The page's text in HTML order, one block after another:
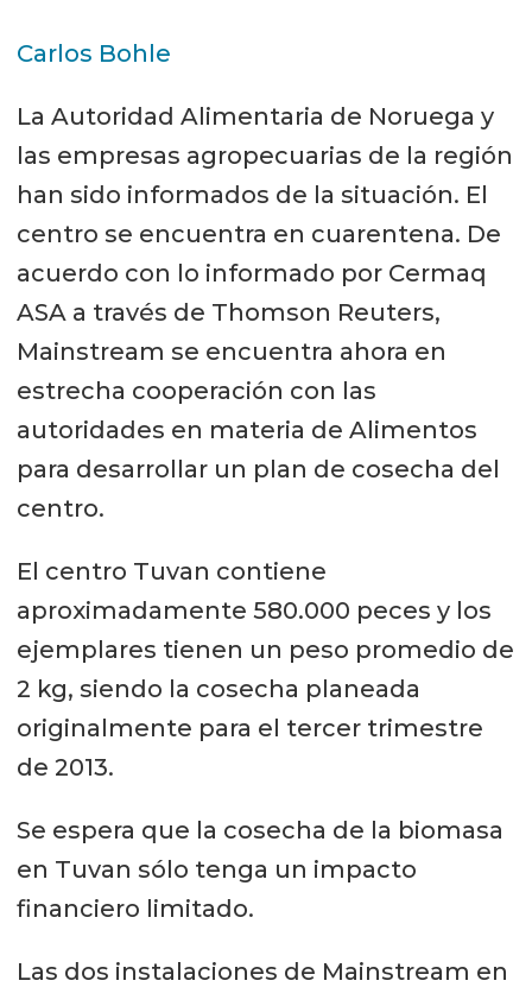
Carlos Bohle
La Autoridad Alimentaria de Noruega y
las empresas agropecuarias de la región
han sido informados de la situación. El
centro se encuentra en cuarentena. De
acuerdo con lo informado por Cermaq
ASA a través de Thomson Reuters,
Mainstream se encuentra ahora en
estrecha cooperación con las
autoridades en materia de Alimentos
para desarrollar un plan de cosecha del
centro.
El centro Tuvan contiene
aproximadamente 580.000 peces y los
ejemplares tienen un peso promedio de
2 kg, siendo la cosecha planeada
originalmente para el tercer trimestre
de 2013.
Se espera que la cosecha de la biomasa
en Tuvan sólo tenga un impacto
financiero limitado.
Las dos instalaciones de Mainstream en